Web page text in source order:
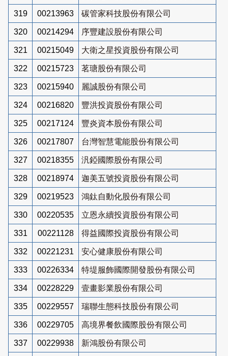
319 00213963 碳管家科技股份有限公司
320 00214294 序豐建設股份有限公司
321 00215049 大衛之星投資股份有限公司
322 00215723 茗瑭股份有限公司
323 00215940 麗誠股份有限公司
324 00216820 豐洪投資股份有限公司
325 00217124 豐炎資本股份有限公司
326 00217807 台灣智慧電能股份有限公司
327 00218355 汎錏國際股份有限公司
328 00218974 迦美五號投資股份有限公司
329 00219523 鴻鈦自動化股份有限公司
330 00220535 立恩永續投資股份有限公司
331 00221128 得益國際投資股份有限公司
332 00221231 安心健康股份有限公司
333 00226334 特堤服飾國際開發股份有限公司
334 00228229 壹畫影業股份有限公司
335 00229557 瑞聯生態科技股份有限公司
336 00229705 高境界餐飲國際股份有限公司
337 00229938 新鴻股份有限公司